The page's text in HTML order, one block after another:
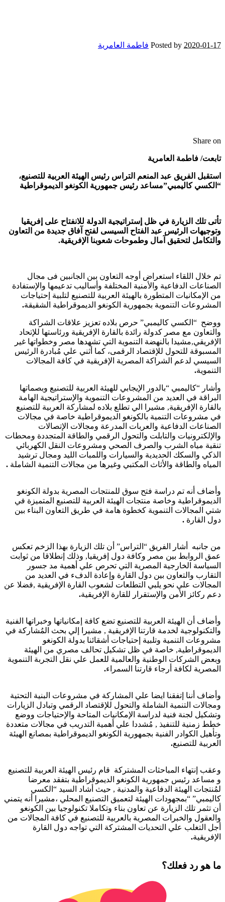
2020-01-17
Posted by فاطمة العامرية
Share on
تابعت/ فاطمة العامرية
استقبل الفريق عبد المنعم التراس رئيس الهيئة العربية للتصنيع،
“الكسي كاليمبي”مساعد رئيس جمهورية الكونغو الديموقراطية
تأتى تلك الزيارة في ظل إستراتيجية الدولة للانفتاح على إفريقيا
وتوجيهات الرئيس عبد الفتاح السيسى لفتح آفاق جديدة من التعاون
والتكامل لتحقيق آمال وطموحات شعوبنا الإفريقية.
تم خلال اللقاء استعراض أوجه التعاون بين الجانبين فى مجال
الصناعات الدفاعية والأمنية المختلفة وأساليب تدعيمها والإستفادة
من الإمكانيات المتطورة بالهيئة العربية للتصنيع لتلبية إحتياجات
المشروعات التنموية بجمهورية الكونغو الديموقراطية الشقيقة.
ووضح “الكسي كاليمبي” حرص بلاده تعزيز علاقات الشراكة
والتعاون مع مصر كدولة رائدة بالقارة الإفريقية ورئاستها للإتحاد
الإفريقي,مشيدا بالنهضة التنموية التي تشهدها مصر وخطواتها غير
المسبوقة للتحول للإقتصاد الرقمى، كما أثني علي مُبادرة الرئيس
السيسي لدعم الشراكة المصرية الإفريقية في كافة المجالات
التنموية.
وأشار “كاليمبي “بالدور الإيجابي للهيئة العربية للتصنيع وبصماتها
البراقة في العديد من المشروعات التنموية والإستراتيجية الهامة
بالقارة الإفريقية, مشيرا الي تطلع بلاده لمشاركة العربية للتصنيع
في مشروعات التنمية بالكونغو الديموقراطية خاصة في مجالات
الصناعات الدفاعية والعربات المدرعة ومجالات الإتصالات
والإلكترونيات والتابلت والتحول الرقمي والطاقة المتجددة ومحطات
تنقية مياه الشرب والصرف الصحي ومشروعات النقل الكهربائي
الذكي والسكك الحديدية والسيارات واللمبات الليد ومجال ترشيد
المياه والطاقة والأثاث المكتبي وغيرها من مجالات التنمية الشاملة .
وأضاف أنه تم دراسة فتح سوق للمنتجات المصرية بدولة الكونغو
الديموقراطية وخاصة منتجات الهيئة العربية للتصنيع المتميزة في
شتي المجالات التنموية كخطوة هامة في طريق التعاون البناء بين
دول القارة .
من جانبه أشار الفريق “التراس” أن تلك الزيارة بهذا الزخم تعكس
عمق الروابط بين مصر وكافة دول إفريقيا, وذلك إنطلاقا من ثوابت
السياسة الخارجية المصرية التي تحرص علي أهمية مد جسور
التقارب والتعاون بين دول القارة وإعادة الدفء في العديد من
المجالات علي نحو يلبي التطلعات لشعوب القارة الإفريقية ,فضلا عن
دعم ركائز الأمن والإستقرار للقارة الإفريقية.
وأضاف أن الهيئة العربية للتصنيع تضع كافة إمكانياتها وخبراتها الفنية
والتكنولوجية لخدمة قارتنا الإفريقية , مشيرا إلي بحث المُشاركة في
مشروعات التنمية وتلبية إحتياجات أشقائنا بدولة الكونغو
الديموقراطية, خاصة في ظل تشكيل تحالف مصري من الهيئة
وبعض الشركات الوطنية والعالمية للعمل علي نقل التجربة التنموية
المصرية لكافة أرجاء قارتنا السمراء.
وأضاف أننا إتفقنا ايضا علي المشاركة في مشروعات البنية التحتية
ومجالات التنمية الشاملة والتحول للإقتصاد الرقمي وتبادل الزيارات
وتشكيل لجنة فنية لدراسة الإمكانيات المتاحة والإحتياجات ووضع
خطط زمنية للتنفيذ , مُشددا علي أهمية التدريب في مجالات متعددة
وتأهيل الكوادر الفنية بجمهورية الكونغو الديموقراطية بمصانع الهيئة
العربية للتصنيع.
وعقب إنتهاء المباحثات المشتركة قام رئيس الهيئة العربية للتصنيع
و مساعد رئيس جمهورية الكونغو الديموقراطية بتفقد معرضا
لمُنتجات الهيئة الدفاعية والمدنية , حيث أشاد السيد “الكسي
كاليمبي” “بمجهودات الهيئة لتعميق التصنيع المحلي ،مشيرا أنه يتمني
أن تثمر تلك الزيارة عن تعاون بناء وتكاملا تكنولوجيا بين الكونغو
والعقول والخبرات المصرية بالعربية للتصنيع في كافة المجالات من
أجل التغلب علي التحديات المشتركة التي تواجه دول القارة
الإفريقية.
ما هو رد فعلك؟